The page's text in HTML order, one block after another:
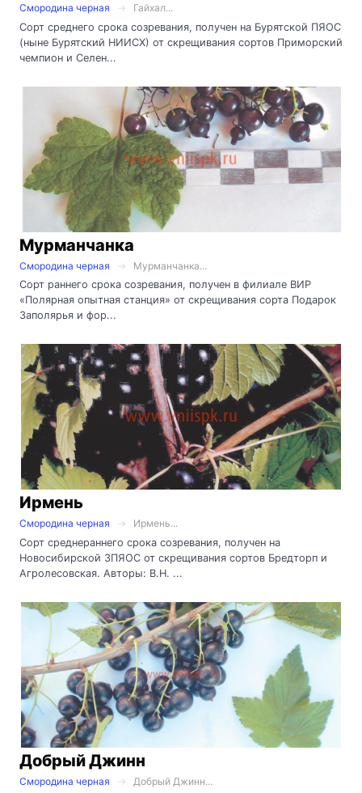
Смородина черная
Гайхал...
Сорт среднего срока созревания, получен на Бурятской ПЯОС
(ныне Бурятский НИИСХ) от скрещивания сортов Приморский
чемпион и Селен...
Мурманчанка
Смородина черная
Мурманчанка...
Сорт раннего срока созревания, получен в филиале ВИР
«Полярная опытная станция» от скрещивания сорта Подарок
Заполярья и фор...
Ирмень
Смородина черная
Ирмень...
Сорт среднераннего срока созревания, получен на
Новосибирской ЗПЯОС от скрещивания сортов Бредторп и
Агролесовская. Авторы: В.Н. ...
Добрый Джинн
Смородина черная
Добрый Джинн...